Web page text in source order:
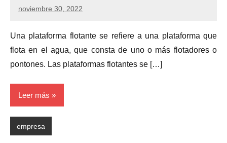
noviembre 30, 2022
Una plataforma flotante se refiere a una plataforma que
flota en el agua, que consta de uno o más flotadores o
pontones. Las plataformas flotantes se […]
Leer más
empresa